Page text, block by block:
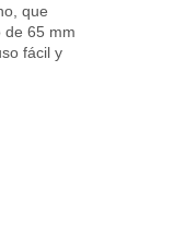
que
de 65 mm
fácil y